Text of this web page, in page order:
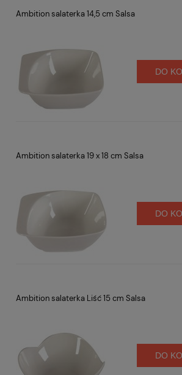
Ambition salaterka 14,5 cm Salsa
DO
Ambition salaterka 19 x 18 cm Salsa
DO
Ambition salaterka Liść 15 cm Salsa
DO